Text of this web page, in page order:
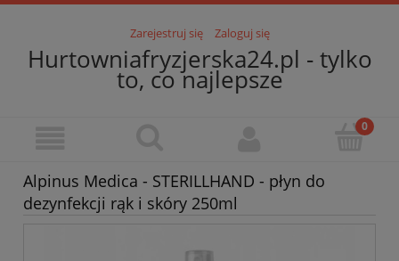
Zarejestruj się Zaloguj się
Hurtowniafryzjerska24.pl - tylko
to, co najlepsze
Alpinus Medica - STERILLHAND - płyn do
dezynfekcji rąk i skóry 250ml